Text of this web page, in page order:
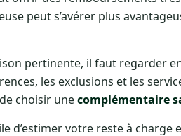
peut s’avérer plus
pertinente, il faut regarder
les exclusions et les
choisir unecomplémentaire
d’estimer votre reste à